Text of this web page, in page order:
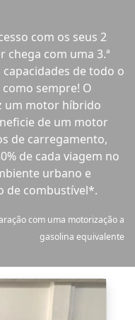
com os seus 2
chega com uma 3.ª
de todo o
sempre! O
um motor híbrido
de um motor
de carregamento,
de cada viagem no
urbano e
de combustível*.
com uma motorização a
gasolina equivalente